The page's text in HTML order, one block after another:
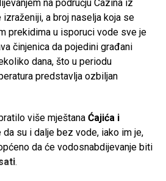
na području Cazina iz
a broj naselja koja se
prekidima u isporuci vode sve je
činjenica da pojedini građani
dana, što u periodu
predstavlja ozbiljan
više mještana Ćajića i
da su i dalje bez vode, iako im je,
da će vodosnabdijevanje biti
.